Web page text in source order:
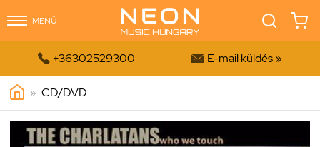
MENÜ
 +36302529300  E-mail küldés »
» CD/DVD